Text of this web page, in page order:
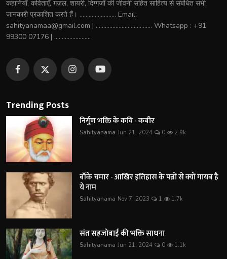
कहानियाँ, कविताएँ, ग़ज़ल, शायरी, दिग्गजों की जीवनी सहित साहित्य से संबंधित सभी
जानकारी प्रकाशित करते हैं। ........................ Email:
sahityanamaa@gmail.com | ..................................... Whatsapp : +91
99300 07176 | ........................
Trending Posts
निर्गुण भक्ति के कवि - कबीर
Sahityanama Jun 21, 2024 0 2.9k
बाँके चमार - आखिर इतिहास के पन्नों से क्यों गायब है
ये नाम
Sahityanama Nov 7, 2023 1 1.7k
संत सहजोबाई की भक्ति साधना
Sahityanama Jun 21, 2024 0 1.1k